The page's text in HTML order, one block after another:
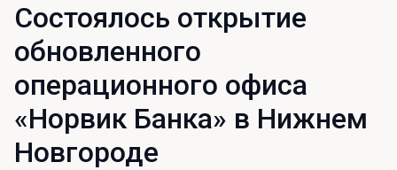
Состоялось открытие
обновленного
операционного офиса
«Норвик Банка» в Нижнем
Новгороде